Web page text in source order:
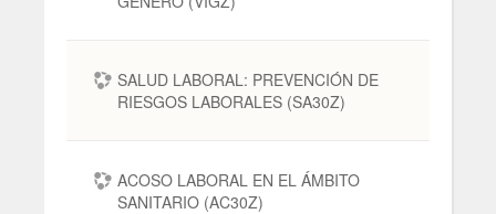
SALUD LABORAL: PREVENCIÓN DE
RIESGOS LABORALES (SA30Z)
ACOSO LABORAL EN EL ÁMBITO
SANITARIO (AC30Z)